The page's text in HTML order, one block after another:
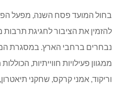
בחול המועד פסח השנה, מפעל
להזמין את הציבור לחגיגת תרבות
נבחרים ברחבי הארץ. במסגרת
ממגוון פעילויות חווייתיות,
וריקוד, אמני קרקס, שחקני